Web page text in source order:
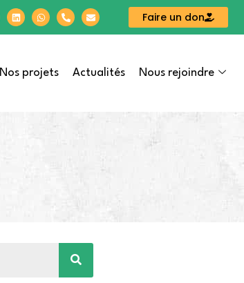
Faire un don
Nos projets Actualités Nous rejoindre